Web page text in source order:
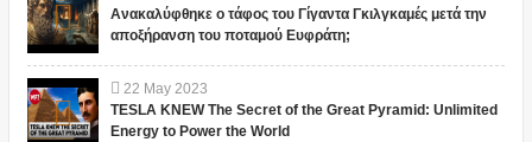
Ανακαλύφθηκε ο τάφος του Γίγαντα Γκιλγκαμές μετά την
αποξήρανση του ποταμού Ευφράτη;
22 May 2023
TESLA KNEW The Secret of the Great Pyramid: Unlimited
Energy to Power the World